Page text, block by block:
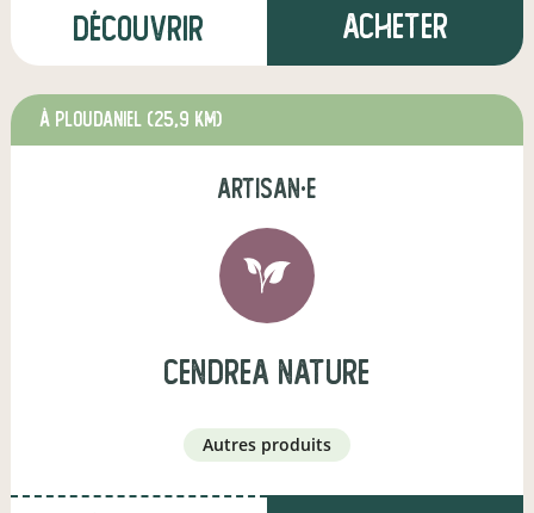
Découvrir Acheter
à Ploudaniel (25,9 km)
artisan·e
Cendrea Nature
autres produits